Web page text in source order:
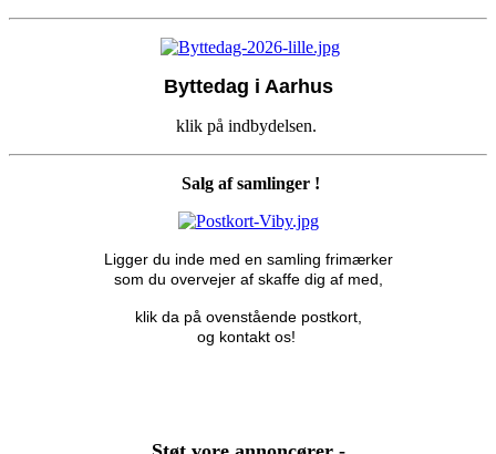
Byttedag i Aarhus
klik på indbydelsen.
Salg af samlinger !
Ligger du inde med en samling frimærker
som du overvejer af skaffe dig af med,
klik da på ovenstående postkort,
og kontakt os!